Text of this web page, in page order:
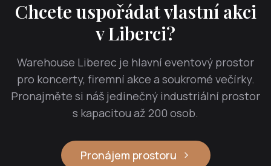
Chcete uspořádat vlastní akci
v Liberci?
Warehouse Liberec je hlavní eventový prostor
pro koncerty, firemní akce a soukromé večírky.
Pronajměte si náš jedinečný industriální prostor
s kapacitou až 200 osob.
Pronájem prostoru